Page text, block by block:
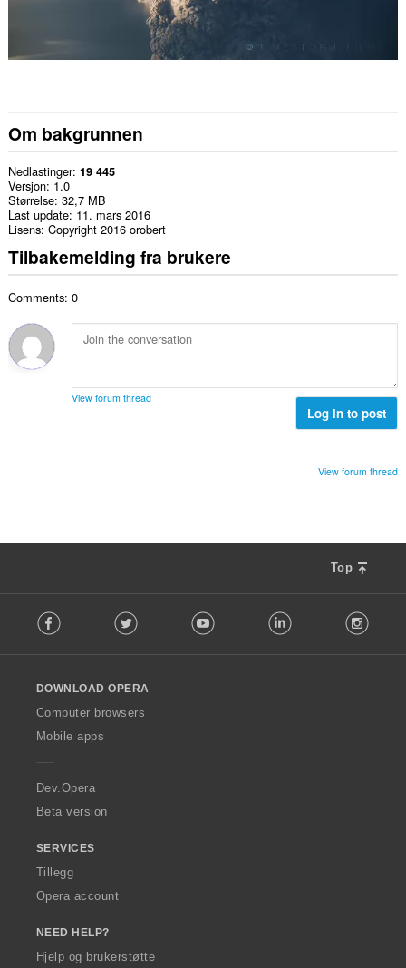
Om bakgrunnen
Nedlastinger 19 445
Versjon 1.0
Størrelse 32,7 MB
Last update 11. mars 2016
Lisens Copyright 2016 orobert
Tilbakemelding fra brukere
Comments: 0
View forum thread
Log in to post
View forum thread
Top
o
w
O
p
a
Facebook Twitter Youtube LinkedIn
DOWNLOAD OPERA
Computer browsers
Mobile apps
Dev.Opera
Beta version
SERVICES
Tillegg
Opera account
NEED HELP?
Hjelp og brukerstøtte